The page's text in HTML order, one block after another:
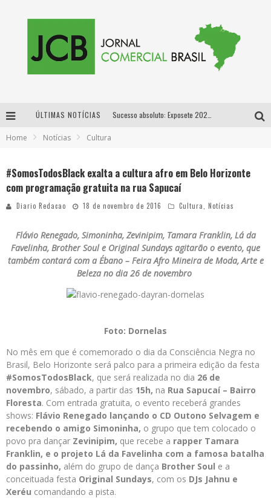
ÚLTIMAS NOTÍCIAS
Proibida anuncia retorno da Puro Malte Extra e consolida trajetória de democratização cervejeira no Brasil
Home Notícias Cultura
#SomosTodosBlack exalta a cultura afro em Belo Horizonte
com programação gratuita na rua Sapucaí
Diario Redacao 18 de novembro de 2016 Cultura Notícias
Flávio Renegado, Simoninha, Zevinipim, Tamara Franklin, Lá da
Favelinha, Brother Soul e Original Sundays agitarão o evento, que
também contará com a Ébano – Feira Afro Mineira de Moda, Arte e
Beleza no dia 26 de novembro
Foto: Dornelas
No mês em que é comemorado o dia da Consciência Negra no
Brasil, Belo Horizonte será palco para a primeira edição da festa
#SomosTodosBlack, que será realizada no dia 26 de
novembro, sábado, a partir das 15h, na Rua Sapucaí – Bairro
Floresta. Com entrada gratuita, o evento receberá grandes
shows: Flávio Renegado lançando o CD Outono Selvagem e
recebendo o amigo Simoninha, o grupo que tem colocado o
povo pra dançar Zevinipim, que recebe a rapper Tamara
Franklin, e o projeto Lá da Favelinha com a famosa batalha
do passinho, além do grupo de dança Brother Soul e a
conceituada festa Original Sundays, com os DJs Jahnu e
Xeréu comandando a pista.